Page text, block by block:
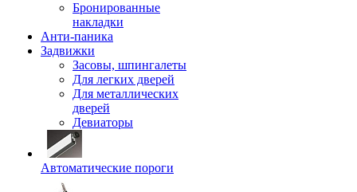
Бронированные
накладки
Анти-паника
Задвижки
Засовы, шпингалеты
Для легких дверей
Для металлических
дверей
Девиаторы
Автоматические пороги